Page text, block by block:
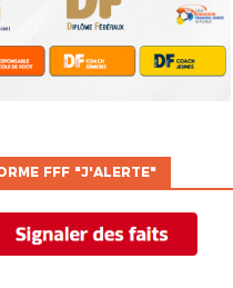
FFF "J'ALERTE"